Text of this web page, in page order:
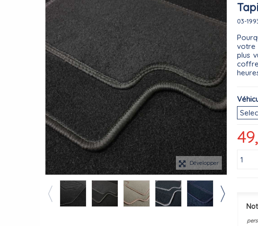
Développer
03-
votre
plus